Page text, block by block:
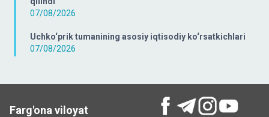
07/08/2026
Uchko‘prik tumanining asosiy iqtisodiy ko‘rsatkichlari
07/08/2026
Farg'ona viloyat